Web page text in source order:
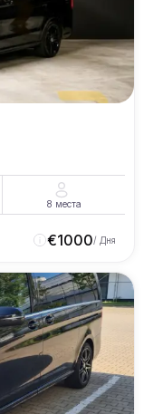
8 места
€1000/ Дня